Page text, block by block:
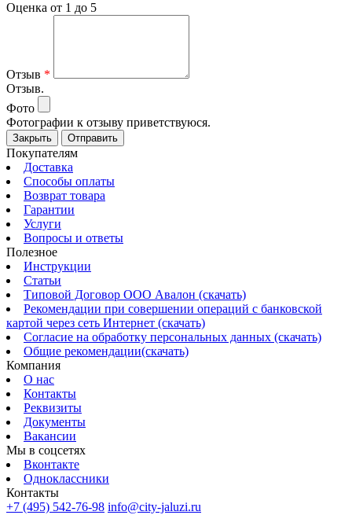
Оценка от 1 до 5
Отзыв *
Отзыв.
Фото
Фотографии к отзыву приветствуюся.
Закрыть Отправить
Покупателям
Доставка
Способы оплаты
Возврат товара
Гарантии
Услуги
Вопросы и ответы
Полезное
Инструкции
Статьи
Типовой Договор ООО Авалон (скачать)
Рекомендации при совершении операций с банковской
картой через сеть Интернет (скачать)
Согласие на обработку персональных данных (скачать)
Общие рекомендации(скачать)
Компания
О нас
Контакты
Реквизиты
Документы
Вакансии
Мы в соцсетях
Вконтакте
Одноклассники
Контакты
+7 (495) 542-76-98 info@city-jaluzi.ru